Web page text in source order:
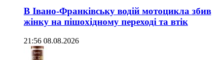
В Івано-Франківську водій мотоцикла збив
жінку на пішохідному переході та втік
21:56 08.08.2026